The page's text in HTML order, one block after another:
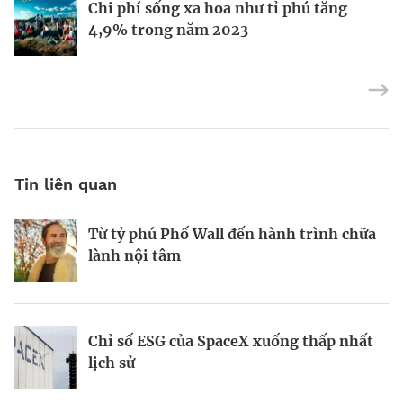
Chi phí sống xa hoa như tỉ phú tăng
4,9% trong năm 2023
kinh tế toàn cầu
Mukesh Ambani sắp chuyển giao quyền
điều hành Reliance Industries cho các
Tin liên quan
Từ tỷ phú Phố Wall đến hành trình chữa
lành nội tâm
Chỉ số ESG của SpaceX xuống thấp nhất
lịch sử
Tầm nhìn AI của Sam Altman
Startup biến nút bịt tai thành “cơn sốt”
220 triệu USD
Tầm nhìn của vị tỷ phú tái định nghĩa
Las Vegas
Kinh Bắc gia nhập lĩnh vực AI với dự án
tỷ đô